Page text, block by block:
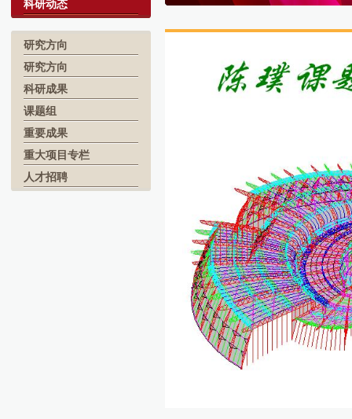
科研动态
研究方向
研究方向
科研成果
课题组
重要成果
重大项目专栏
人才招聘